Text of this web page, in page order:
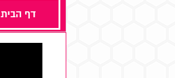
דף הבית